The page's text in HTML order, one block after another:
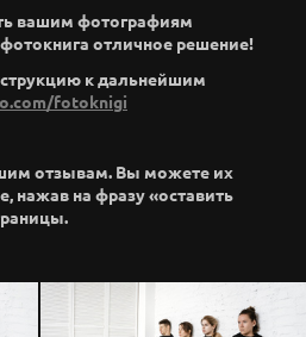
вашим фотографиям
отличное решение!
к дальнейшим
fotoknigi
отзывам. Вы можете их
нажав на фразу «оставить